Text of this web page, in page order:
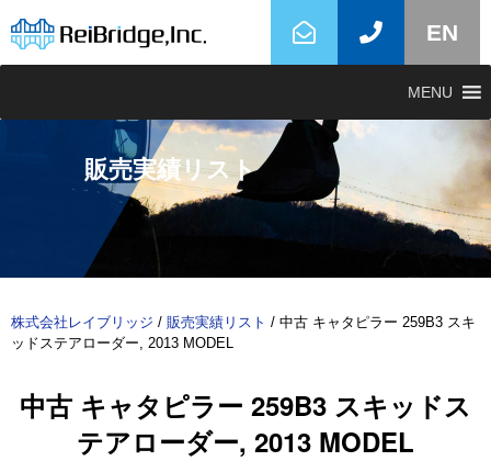
EN
MENU
販売実績リスト
株式会社レイブリッジ / 販売実績リスト / 中古 キャタピラー 259B3 スキ
ッドステアローダー, 2013 MODEL
中古 キャタピラー 259B3 スキッドス
テアローダー, 2013 MODEL